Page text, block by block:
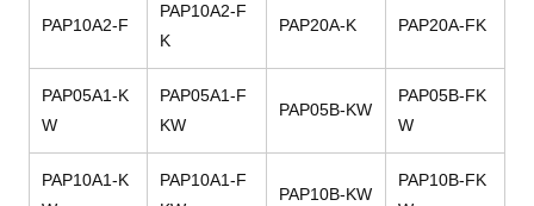
PAP10A2-F
PAP10A2-F
K
PAP20A-K PAP20A-FK
PAP05A1-K
W
PAP05A1-F
KW
PAP05B-KW
PAP05B-FK
W
PAP10A1-K
PAP10A1-F
PAP10B-KW
PAP10B-FK